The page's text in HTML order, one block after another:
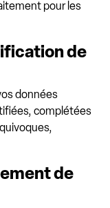
pour les
de
données
complétées
de